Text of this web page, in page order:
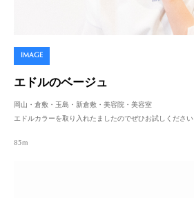
IMAGE
エドルのベージュ
岡山・倉敷・玉島・新倉敷・美容院・美容室
エドルカラーを取り入れたましたのでぜひお試しください
85m